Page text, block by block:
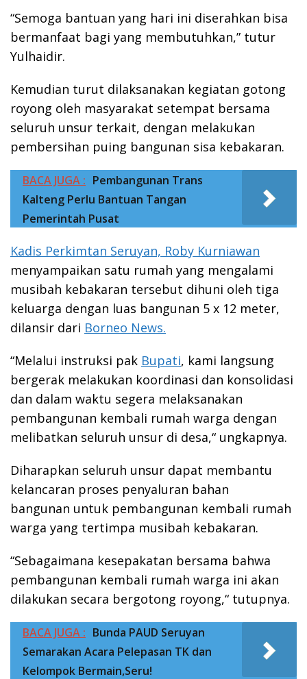
“Semoga bantuan yang hari ini diserahkan bisa
bermanfaat bagi yang membutuhkan,” tutur
Yulhaidir.
Kemudian turut dilaksanakan kegiatan gotong
royong oleh masyarakat setempat bersama
seluruh unsur terkait, dengan melakukan
pembersihan puing bangunan sisa kebakaran.
BACA JUGA : Pembangunan Trans
Kalteng Perlu Bantuan Tangan
Pemerintah Pusat
Kadis Perkimtan Seruyan, Roby Kurniawan
menyampaikan satu rumah yang mengalami
musibah kebakaran tersebut dihuni oleh tiga
keluarga dengan luas bangunan 5 x 12 meter,
dilansir dari Borneo News.
“Melalui instruksi pak Bupati, kami langsung
bergerak melakukan koordinasi dan konsolidasi
dan dalam waktu segera melaksanakan
pembangunan kembali rumah warga dengan
melibatkan seluruh unsur di desa,“ ungkapnya.
Diharapkan seluruh unsur dapat membantu
kelancaran proses penyaluran bahan
bangunan untuk pembangunan kembali rumah
warga yang tertimpa musibah kebakaran.
“Sebagaimana kesepakatan bersama bahwa
pembangunan kembali rumah warga ini akan
dilakukan secara bergotong royong,“ tutupnya.
BACA JUGA : Bunda PAUD Seruyan
Semarakan Acara Pelepasan TK dan
Kelompok Bermain,Seru!